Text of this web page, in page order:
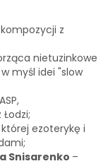
z
nietuzinkowe
myśl idei "slow
ezoterykę i
Snisarenko –